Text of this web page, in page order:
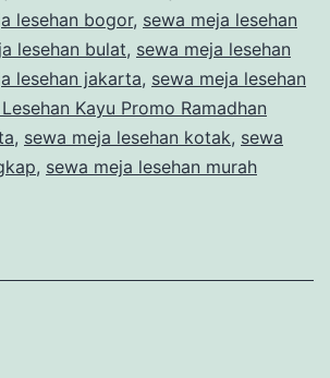
Area
Jakarta
lesehan bogor, sewa meja lesehan
lesehan bulat, sewa meja lesehan
lesehan jakarta, sewa meja lesehan
Kayu Promo Ramadhan
, sewa meja lesehan kotak, sewa
, sewa meja lesehan murah